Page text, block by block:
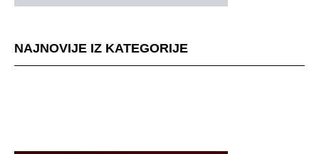
NAJNOVIJE IZ KATEGORIJE